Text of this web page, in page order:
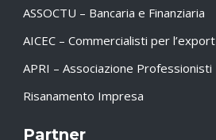
ASSOCTU – Bancaria e Finanziaria
AICEC – Commercialisti per l’export
APRI – Associazione Professionisti
Risanamento Impresa
Partner